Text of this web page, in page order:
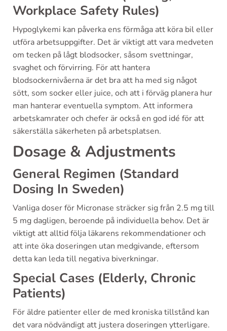
Workplace Safety Rules)
Hypoglykemi kan påverka ens förmåga att köra bil eller
utföra arbetsuppgifter. Det är viktigt att vara medveten
om tecken på lågt blodsocker, såsom svettningar,
svaghet och förvirring. För att hantera
blodsockernivåerna är det bra att ha med sig något
sött, som socker eller juice, och att i förväg planera hur
man hanterar eventuella symptom. Att informera
arbetskamrater och chefer är också en god idé för att
säkerställa säkerheten på arbetsplatsen.
Dosage & Adjustments
General Regimen (Standard
Dosing In Sweden)
Vanliga doser för Micronase sträcker sig från 2.5 mg till
5 mg dagligen, beroende på individuella behov. Det är
viktigt att alltid följa läkarens rekommendationer och
att inte öka doseringen utan medgivande, eftersom
detta kan leda till negativa biverkningar.
Special Cases (Elderly, Chronic
Patients)
För äldre patienter eller de med kroniska tillstånd kan
det vara nödvändigt att justera doseringen ytterligare.